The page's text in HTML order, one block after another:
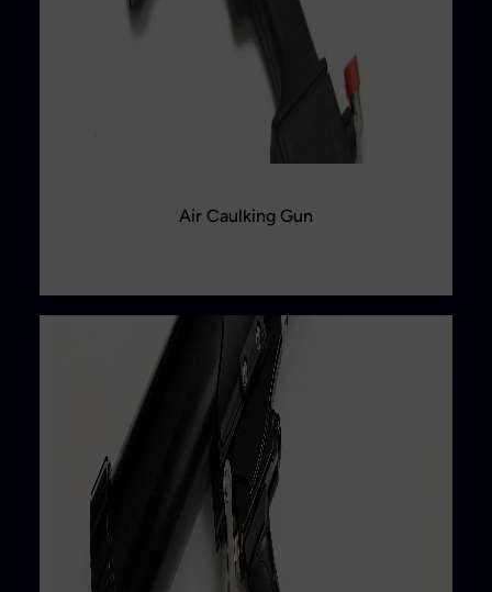
Air Caulking Gun